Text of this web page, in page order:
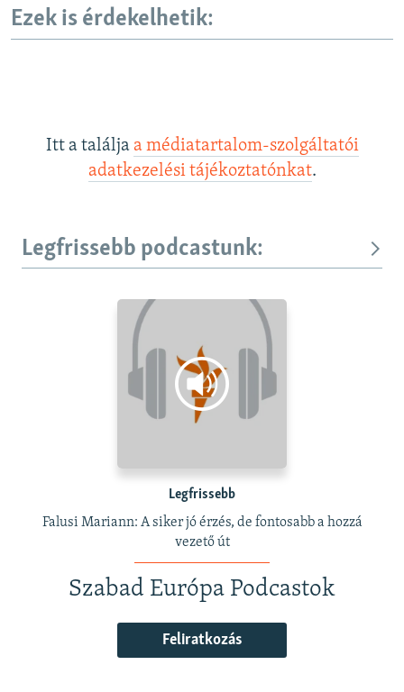
Ezek is érdekelhetik:
Itt a találja a médiatartalom-szolgáltatói
adatkezelési tájékoztatónkat.
Legfrissebb podcastunk:
Legfrissebb
Falusi Mariann: A siker jó érzés, de fontosabb a hozzá
vezető út
Szabad Európa Podcastok
Feliratkozás